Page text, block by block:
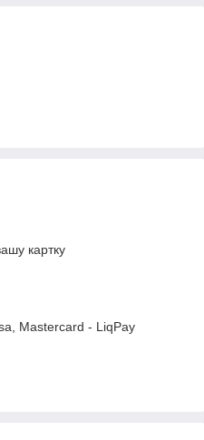
картку
Mastercard - LiqPay